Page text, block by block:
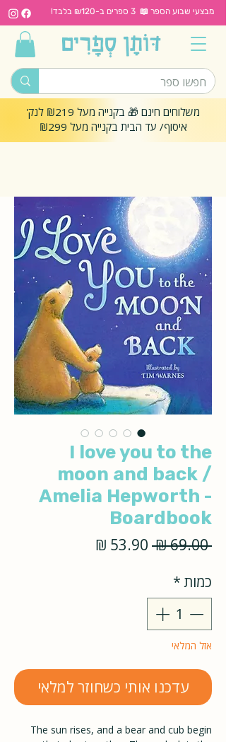
מבצעי שבוע הספר 📖 3 ספרים ב-₪120 בלבד!
משלוחים חינם 🎁 בקנייה מעל ₪219 לנק'
איסוף/ עד הבית בקנייה מעל ₪299
I love you to the
moon and back /
Amelia Hepworth -
Boardbook
‏69.00 ‏₪
מחיר
כמות*
אזל המלאי
עדכנו אותי כשחוזר למלאי
The sun rises, and a bear and cub begin